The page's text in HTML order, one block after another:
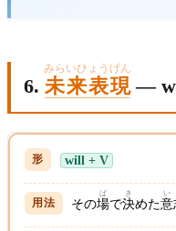
6. 未来表現
みらいひょうげん
—
will + V
その場
ば
で決
き
めた意
い